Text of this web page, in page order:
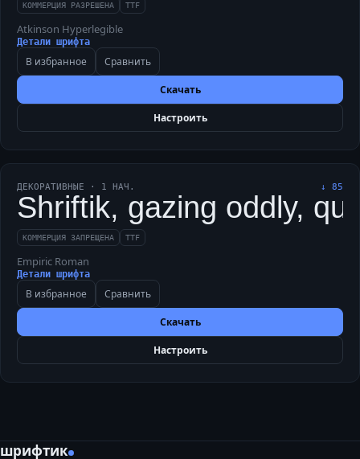
КОММЕРЦИЯ РАЗРЕШЕНА TTF
Atkinson Hyperlegible
Детали шрифта
В избранное Сравнить
Скачать
Настроить
ДЕКОРАТИВНЫЕ · 1 НАЧ. ↓ 85
Shriftik, gazing oddly,
КОММЕРЦИЯ ЗАПРЕЩЕНА TTF
Empiric Roman
Детали шрифта
В избранное Сравнить
Скачать
Настроить
шрифтик